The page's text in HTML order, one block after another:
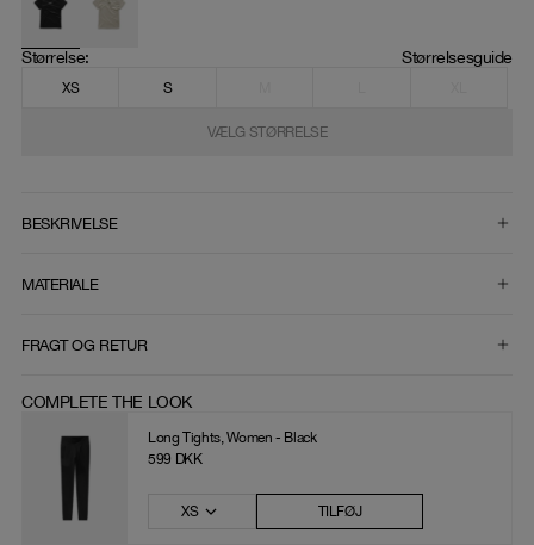
Størrelse: Størrelsesguide
XS S
VÆLG STØRRELSE
BESKRIVELSE
MATERIALE
FRAGT OG RETUR
COMPLETE THE LOOK
Long Tights, Women - Black
599 DKK
XS TILFØJ